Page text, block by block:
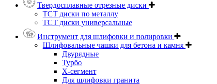
Твердосплавные отрезные диски
ТСТ диски по металлу
ТСТ диски универсальные
Инструмент для шлифовки и полировки
Шлифовальные чашки для бетона и камня
Двурядные
Турбо
Х-сегмент
Для шлифовки гранита